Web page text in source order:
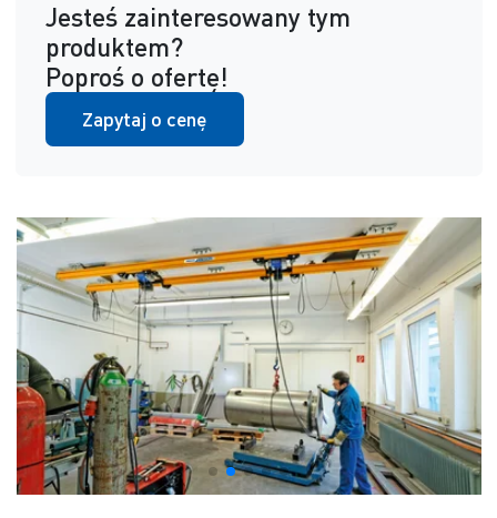
Jesteś zainteresowany tym
produktem?
Poproś o ofertę!
Zapytaj o cenę